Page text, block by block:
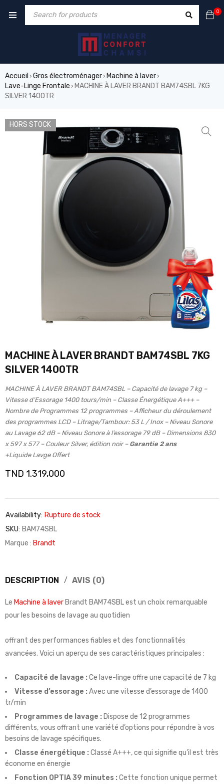
0
Accueil › Gros électroménager› Machine à laver›
Lave-Linge Frontale › MACHINE À LAVER BRANDT BAM74SBL 7KG
SILVER 1400TR
HORS STOCK
MACHINE À LAVER BRANDT BAM74SBL 7KG
SILVER 1400TR
MACHINE À LAVER BRANDT BAM74SBL – Capacité de lavage 7 kg –
Vitesse d’Essorage 1400 tours/min – Classe Énergétique A+++ –
Nombre de Programmes 12 programmes – Afficheur du déroulement
des programmes LCD – Litrage/Tambour: 53 L / Inox – Niveau Sonore
au Lavage 62 dB – Niveau Sonore à l’essorage 79 dB – Dimensions 830
x 597 x 577 – Couleur Silver, édition noir – Garantie 2 ans
+Liquide Lavge Offert
TND 1.319,000
Availability: Rupture de stock
SKU: BAM74SBL
Marque : Brandt
DESCRIPTION AVIS (0)
Le Machine à laver Brandt BAM74SBL est un choix remarquable
pour les besoins de lavage au quotidien
offrant des performances fiables et des fonctionnalités
avancées. Voici un aperçu de ses caractéristiques principales :
Capacité de lavage : Ce lave-linge offre une capacité de 7 kg
Vitesse d’essorage : Avec une vitesse d’essorage de 1400
tr/min
Programmes de lavage : Dispose de 12 programmes
différents, vous offrant une variété d’options pour répondre à vos
besoins de lavage spécifiques.
Classe énergétique : Classé A+++, ce qui signifie qu’il est très
économe en énergie
Fonction OPTIA 39 minutes : Cette fonction unique permet